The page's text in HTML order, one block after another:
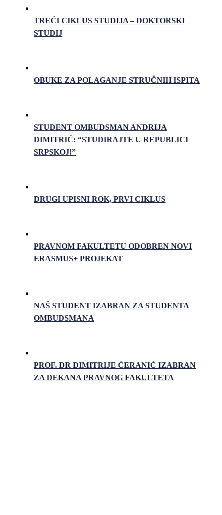
TREĆI CIKLUS STUDIJA – DOKTORSKI
STUDIJ
OBUKE ZA POLAGANJE STRUČNIH ISPITA
STUDENT OMBUDSMAN ANDRIJA
DIMITRIĆ: “STUDIRAJTE U REPUBLICI
SRPSKOJ!”
DRUGI UPISNI ROK, PRVI CIKLUS
PRAVNOM FAKULTETU ODOBREN NOVI
ERASMUS+ PROJEKAT
NAŠ STUDENT IZABRAN ZA STUDENTA
OMBUDSMANA
PROF. DR DIMITRIJE ĆERANIĆ IZABRAN
ZA DEKANA PRAVNOG FAKULTETA